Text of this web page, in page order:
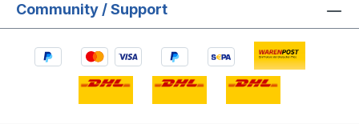
Community / Support